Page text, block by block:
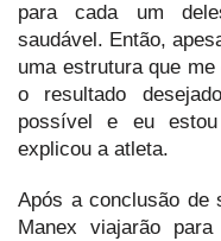
para cada um
saudável. Então,
uma estrutura que
o resultado
possível e eu
explicou a atleta.
Após a conclusão de
Manex viajarão para